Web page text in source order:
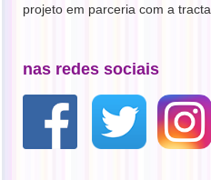
projeto em parceria com a tracta
nas redes sociais